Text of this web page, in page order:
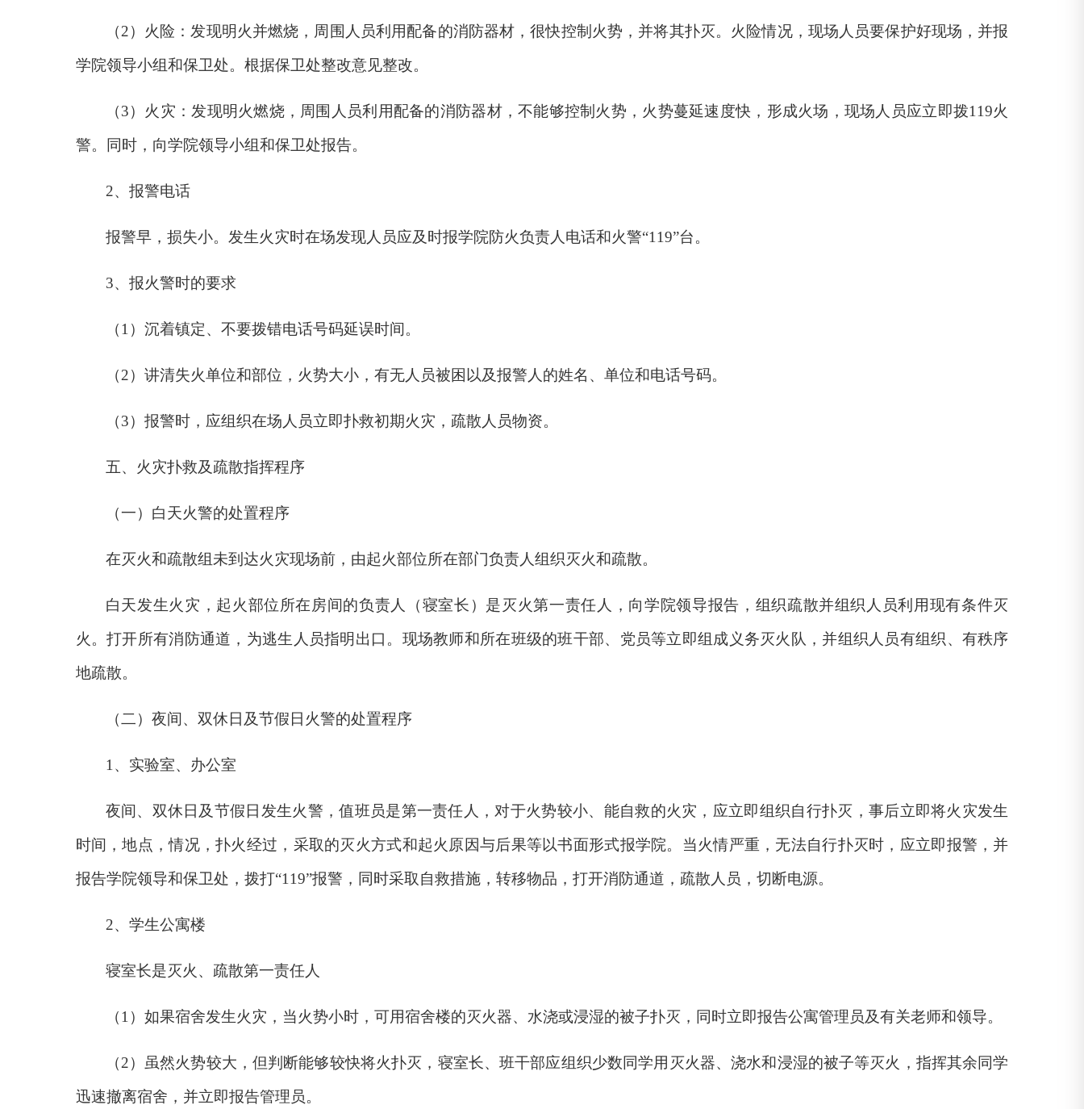
（2）火险：发现明火并燃烧，周围人员利用配备的消防器材，很快控制火势，并将其扑灭。火险情况，现场人员要保护好现场，并报
学院领导小组和保卫处。根据保卫处整改意见整改。
（3）火灾：发现明火燃烧，周围人员利用配备的消防器材，不能够控制火势，火势蔓延速度快，形成火场，现场人员应立即拨119火
警。同时，向学院领导小组和保卫处报告。
2、报警电话
报警早，损失小。发生火灾时在场发现人员应及时报学院防火负责人电话和火警“119”台。
3、报火警时的要求
（1）沉着镇定、不要拨错电话号码延误时间。
（2）讲清失火单位和部位，火势大小，有无人员被困以及报警人的姓名、单位和电话号码。
（3）报警时，应组织在场人员立即扑救初期火灾，疏散人员物资。
五、火灾扑救及疏散指挥程序
（一）白天火警的处置程序
在灭火和疏散组未到达火灾现场前，由起火部位所在部门负责人组织灭火和疏散。
白天发生火灾，起火部位所在房间的负责人（寝室长）是灭火第一责任人，向学院领导报告，组织疏散并组织人员利用现有条件灭
火。打开所有消防通道，为逃生人员指明出口。现场教师和所在班级的班干部、党员等立即组成义务灭火队，并组织人员有组织、有秩序
地疏散。
（二）夜间、双休日及节假日火警的处置程序
1 、实验室、办公室
夜间、双休日及节假日发生火警，值班员是第一责任人，对于火势较小、能自救的火灾，应立即组织自行扑灭，事后立即将火灾发生
时间，地点，情况，扑火经过，采取的灭火方式和起火原因与后果等以书面形式报学院。当火情严重，无法自行扑灭时，应立即报警，并
报告学院领导和保卫处，拨打“119”报警，同时采取自救措施，转移物品，打开消防通道，疏散人员，切断电源。
2、学生公寓楼
寝室长是灭火、疏散第一责任人
（1）如果宿舍发生火灾，当火势小时，可用宿舍楼的灭火器、水浇或浸湿的被子扑灭，同时立即报告公寓管理员及有关老师和领导。
（2）虽然火势较大，但判断能够较快将火扑灭，寝室长、班干部应组织少数同学用灭火器、浇水和浸湿的被子等灭火，指挥其余同学
迅速撤离宿舍，并立即报告管理员。